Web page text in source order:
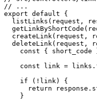
// ...
export default {
listLinks(request,
createLink(request,
deleteLink(request,
const { short_code
const link =
    if (!link) {
return
    }